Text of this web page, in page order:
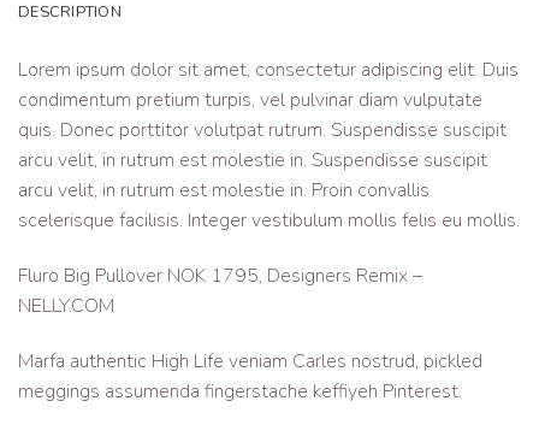
DESCRIPTION
Lorem ipsum dolor sit amet, consectetur adipiscing elit. Duis
condimentum pretium turpis, vel pulvinar diam vulputate
quis. Donec porttitor volutpat rutrum. Suspendisse suscipit
arcu velit, in rutrum est molestie in. Suspendisse suscipit
arcu velit, in rutrum est molestie in. Proin convallis
scelerisque facilisis. Integer vestibulum mollis felis eu mollis.
Fluro Big Pullover NOK 1795, Designers Remix –
NELLY.COM
Marfa authentic High Life veniam Carles nostrud, pickled
meggings assumenda fingerstache keffiyeh Pinterest.